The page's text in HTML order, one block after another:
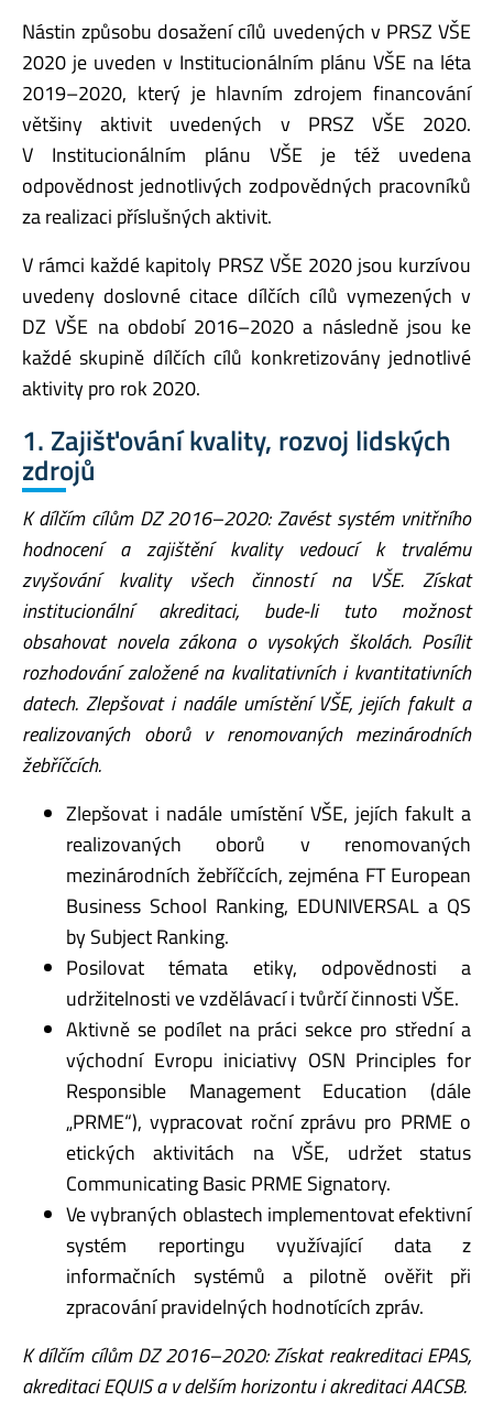
Nástin způsobu dosažení cílů uvedených v PRSZ VŠE
2020 je uveden v Institucionálním plánu VŠE na léta
2019–2020, který je hlavním zdrojem financování
většiny aktivit uvedených v PRSZ VŠE 2020.
V Institucionálním plánu VŠE je též uvedena
odpovědnost jednotlivých zodpovědných pracovníků
za realizaci příslušných aktivit.
V rámci každé kapitoly PRSZ VŠE 2020 jsou kurzívou
uvedeny doslovné citace dílčích cílů vymezených v
DZ VŠE na období 2016–2020 a následně jsou ke
každé skupině dílčích cílů konkretizovány jednotlivé
aktivity pro rok 2020.
1. Zajišťování kvality, rozvoj lidských
zdrojů
K dílčím cílům DZ 2016–2020: Zavést systém vnitřního
hodnocení a zajištění kvality vedoucí k trvalému
zvyšování kvality všech činností na VŠE. Získat
institucionální akreditaci, bude-li tuto možnost
obsahovat novela zákona o vysokých školách. Posílit
rozhodování založené na kvalitativních i kvantitativních
datech. Zlepšovat i nadále umístění VŠE, jejích fakult a
realizovaných oborů v renomovaných mezinárodních
žebříčcích.
Zlepšovat i nadále umístění VŠE, jejích fakult a
realizovaných oborů v renomovaných
mezinárodních žebříčcích, zejména FT European
Business School Ranking, EDUNIVERSAL a QS
by Subject Ranking.
Posilovat témata etiky, odpovědnosti a
udržitelnosti ve vzdělávací i tvůrčí činnosti VŠE.
Aktivně se podílet na práci sekce pro střední a
východní Evropu iniciativy OSN Principles for
Responsible Management Education (dále
„PRME“), vypracovat roční zprávu pro PRME o
etických aktivitách na VŠE, udržet status
Communicating Basic PRME Signatory.
Ve vybraných oblastech implementovat efektivní
systém reportingu využívající data z
informačních systémů a pilotně ověřit při
zpracování pravidelných hodnotících zpráv.
K dílčím cílům DZ 2016–2020: Získat reakreditaci EPAS,
akreditaci EQUIS a v delším horizontu i akreditaci AACSB.